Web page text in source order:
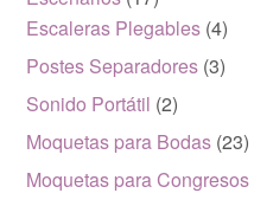
Escaleras Plegables (4)
Postes Separadores (3)
Sonido Portátil (2)
Moquetas para Bodas (23)
Moquetas para Congresos